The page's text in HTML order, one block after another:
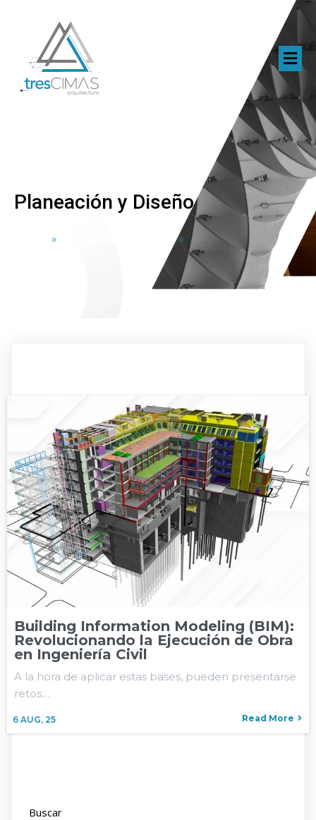
Planeación y Diseño
» »
Building Information Modeling (BIM):
Revolucionando la Ejecución de Obra
en Ingeniería Civil
6 AUG, 25
A la hora de aplicar estas bases, pueden presentarse
retos…
Read More
Buscar